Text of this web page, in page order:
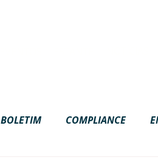
BOLETIM COMPLIANCE